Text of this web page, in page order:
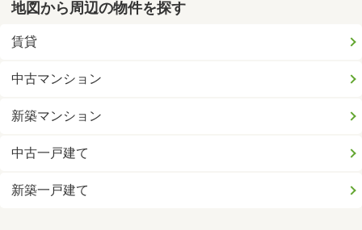
地図から周辺の物件を探す
賃貸
中古マンション
新築マンション
中古一戸建て
新築一戸建て